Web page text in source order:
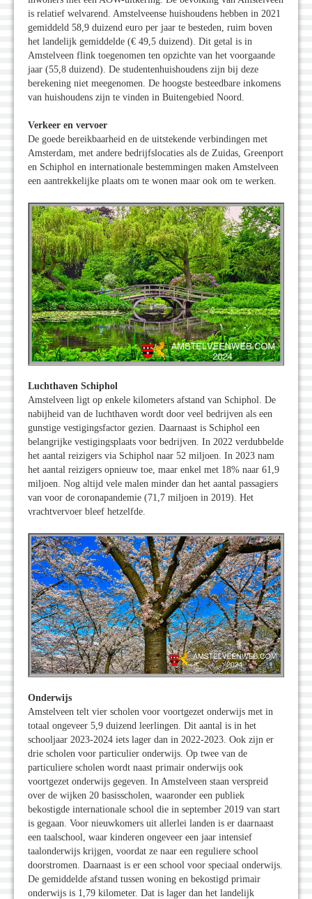
is relatief welvarend. Amstelveense huishoudens hebben in 2021
gemiddeld 58,9 duizend euro per jaar te besteden, ruim boven
het landelijk gemiddelde (€ 49,5 duizend). Dit getal is in
Amstelveen flink toegenomen ten opzichte van het voorgaande
jaar (55,8 duizend). De studentenhuishoudens zijn bij deze
berekening niet meegenomen. De hoogste besteedbare inkomens
van huishoudens zijn te vinden in Buitengebied Noord.
Verkeer en vervoer
De goede bereikbaarheid en de uitstekende verbindingen met
Amsterdam, met andere bedrijfslocaties als de Zuidas, Greenport
en Schiphol en internationale bestemmingen maken Amstelveen
een aantrekkelijke plaats om te wonen maar ook om te werken.
Luchthaven Schiphol
Amstelveen ligt op enkele kilometers afstand van Schiphol. De
nabijheid van de luchthaven wordt door veel bedrijven als een
gunstige vestigingsfactor gezien. Daarnaast is Schiphol een
belangrijke vestigingsplaats voor bedrijven. In 2022 verdubbelde
het aantal reizigers via Schiphol naar 52 miljoen. In 2023 nam
het aantal reizigers opnieuw toe, maar enkel met 18% naar 61,9
miljoen. Nog altijd vele malen minder dan het aantal passagiers
van voor de coronapandemie (71,7 miljoen in 2019). Het
vrachtvervoer bleef hetzelfde.
Onderwijs
Amstelveen telt vier scholen voor voortgezet onderwijs met in
totaal ongeveer 5,9 duizend leerlingen. Dit aantal is in het
schooljaar 2023-2024 iets lager dan in 2022-2023. Ook zijn er
drie scholen voor particulier onderwijs. Op twee van de
particuliere scholen wordt naast primair onderwijs ook
voortgezet onderwijs gegeven. In Amstelveen staan verspreid
over de wijken 20 basisscholen, waaronder een publiek
bekostigde internationale school die in september 2019 van start
is gegaan. Voor nieuwkomers uit allerlei landen is er daarnaast
een taalschool, waar kinderen ongeveer een jaar intensief
taalonderwijs krijgen, voordat ze naar een reguliere school
doorstromen. Daarnaast is er een school voor speciaal onderwijs.
De gemiddelde afstand tussen woning en bekostigd primair
onderwijs is 1,79 kilometer. Dat is lager dan het landelijk